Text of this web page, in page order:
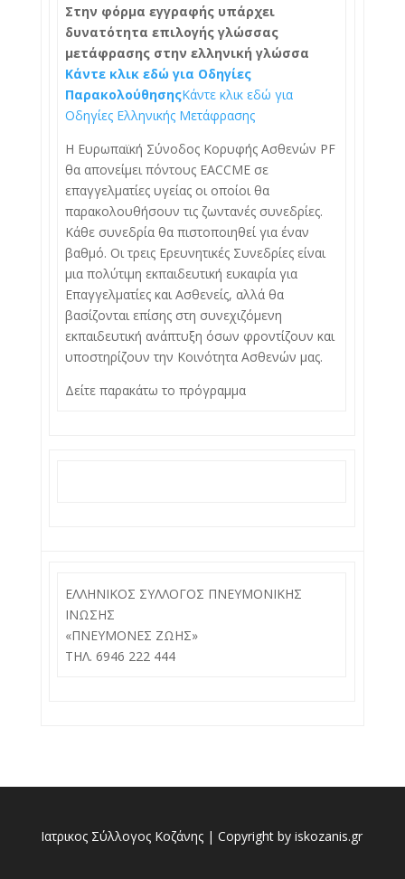
Στην φόρμα εγγραφής υπάρχει
δυνατότητα επιλογής γλώσσας
μετάφρασης στην ελληνική γλώσσα
Κάντε κλικ εδώ για Οδηγίες
ΠαρακολούθησηςΚάντε κλικ εδώ για
Οδηγίες Ελληνικής Μετάφρασης
Η Ευρωπαϊκή Σύνοδος Κορυφής Ασθενών PF
θα απονείμει πόντους EACCME σε
επαγγελματίες υγείας οι οποίοι θα
παρακολουθήσουν τις ζωντανές συνεδρίες.
Κάθε συνεδρία θα πιστοποιηθεί για έναν
βαθμό. Οι τρεις Ερευνητικές Συνεδρίες είναι
μια πολύτιμη εκπαιδευτική ευκαιρία για
Επαγγελματίες και Ασθενείς, αλλά θα
βασίζονται επίσης στη συνεχιζόμενη
εκπαιδευτική ανάπτυξη όσων φροντίζουν και
υποστηρίζουν την Κοινότητα Ασθενών μας.
Δείτε παρακάτω το πρόγραμμα
ΕΛΛΗΝΙΚΟΣ ΣΥΛΛΟΓΟΣ ΠΝΕΥΜΟΝΙΚΗΣ
ΙΝΩΣΗΣ
«ΠΝΕΥΜΟΝΕΣ ΖΩΗΣ»
ΤΗΛ. 6946 222 444
Ιατρικος Σύλλογος Κοζάνης | Copyright by iskozanis.gr